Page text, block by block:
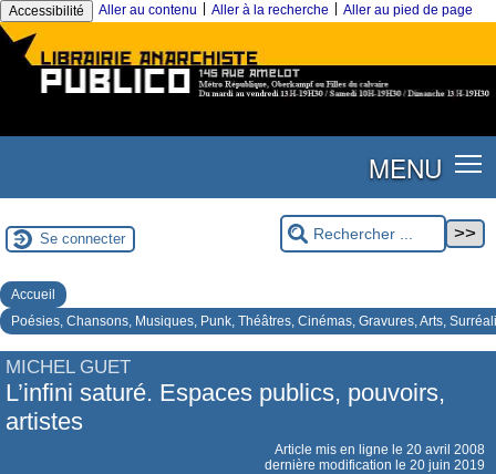
Accessibilité Aller au contenu Aller à la recherche Aller au pied de page
MENU
Se connecter
Accueil
Poésies, Chansons, Musiques, Punk, Théâtres, Cinémas, Gravures, Arts,
MICHEL GUET
L’infini saturé. Espaces publics, pouvoirs,
artistes
Article mis en ligne le 20 avril 2008
dernière modification le 20 juin 2019